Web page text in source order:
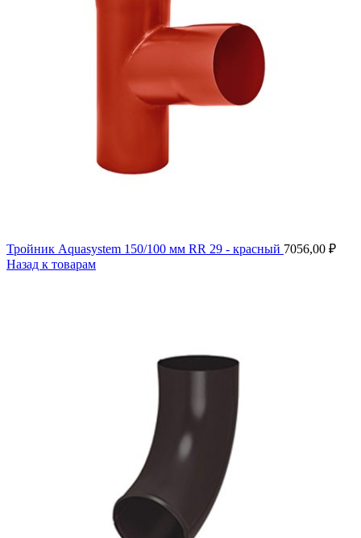
Тройник Aquasystem 150/100 мм RR 29 - красный 7056,00 ₽
Назад к товарам